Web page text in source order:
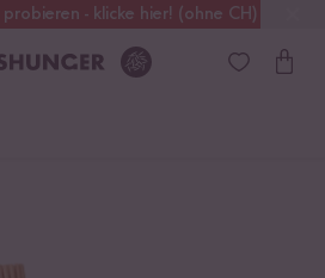
probieren - klicke hier! (ohne CH)
Kostenloser Versand